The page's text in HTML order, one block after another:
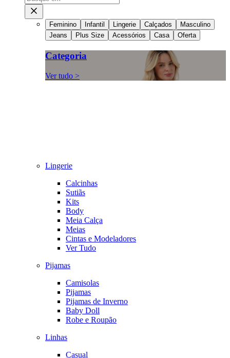
Feminino Infantil Lingerie Calçados
Masculino
Jeans
Plus Size Acessórios Casa Oferta
Categoria
Ver tudo >
Lingerie
Calcinhas
Sutiãs
Kits
Body
Meia Calça
Meias
Cintas e Modeladores
Ver Tudo
Pijamas
Camisolas
Pijamas
Pijamas de Inverno
Baby Doll
Robe e Roupão
Linhas
Casual